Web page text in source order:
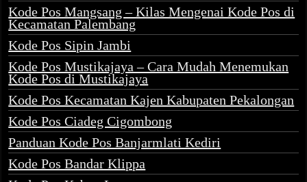
Kode Pos Mangsang – Kilas Mengenai Kode Pos di
Kecamatan Palembang
Kode Pos Sipin Jambi
Kode Pos Mustikajaya – Cara Mudah Menemukan
Kode Pos di Mustikajaya
Kode Pos Kecamatan Kajen Kabupaten Pekalongan
Kode Pos Ciadeg Cigombong
Panduan Kode Pos Banjarmlati Kediri
Kode Pos Bandar Klippa